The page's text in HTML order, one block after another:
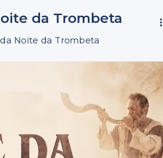
da Trombeta
Noite da Trombeta